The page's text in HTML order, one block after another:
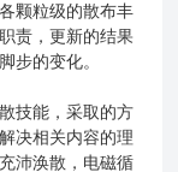
颗粒级的散布丰
责，更新的结果
步的变化。
技能，采取的方
决相关内容的理
沛涣散，电磁循